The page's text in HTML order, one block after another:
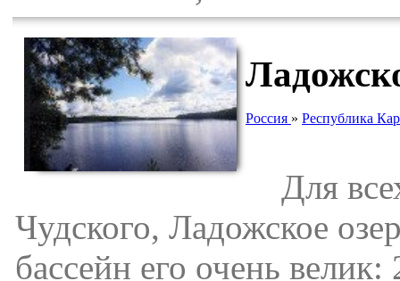
Россия »Республика
Для
Чудского, Ладожское
бассейн его очень